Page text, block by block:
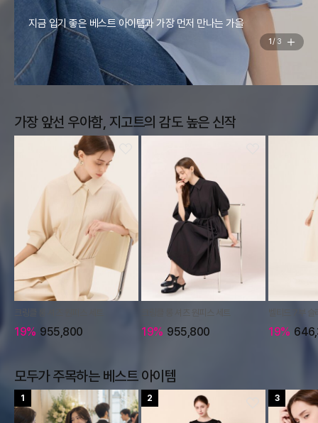
은 베스트 아이템과 가장 먼저 만나는 가을 26
2 / 3
가장 앞선 우아함, 지고트의 감도 높은 신작
크링클 롱 셔츠 원피스 세트
19% 955,800
크링클 롱 셔츠 원피스 세트
19% 955,800
벨티드 7부
19%
모두가 주목하는 베스트 아이템
1 2 3